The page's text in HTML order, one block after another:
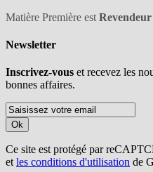
Matière Première est
Newsletter
Inscrivez-vous et recevez les
bonnes affaires.
Ok
Ce site est protégé par
etles conditions d'utilisation de